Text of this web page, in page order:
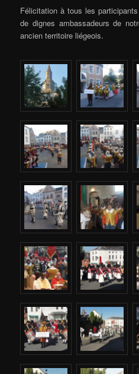
Félicitation à tous les
de dignes ambassadeurs de
ancien territoire liégeois.